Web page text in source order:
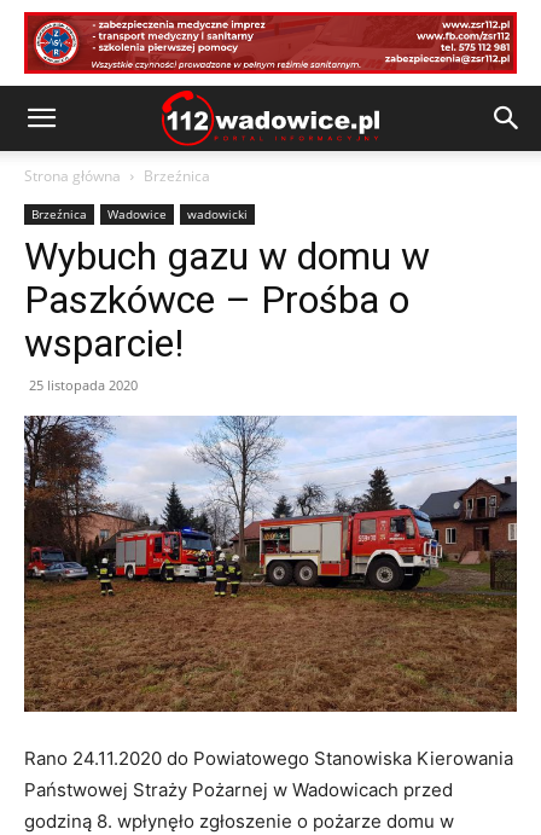
Strona główna Brzeźnica
Brzeźnica Wadowice wadowicki
Wybuch gazu w domu w
Paszkówce – Prośba o
wsparcie!
25 listopada 2020
Rano 24.11.2020 do Powiatowego Stanowiska Kierowania
Państwowej Straży Pożarnej w Wadowicach przed
godziną 8. wpłynęło zgłoszenie o pożarze domu w